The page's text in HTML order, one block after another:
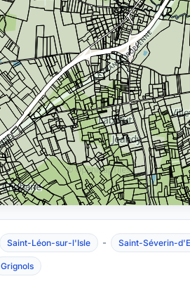
Saint-Léon-sur-l'Isle - Saint-Séverin-
Grignols